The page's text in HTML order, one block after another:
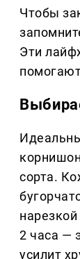
Чтобы
Эти
сорта.
2 часа —
усилит